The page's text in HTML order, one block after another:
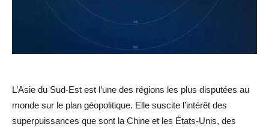
L’Asie du Sud-Est est l’une des régions les plus disputées au
monde sur le plan géopolitique. Elle suscite l’intérêt des
superpuissances que sont la Chine et les États-Unis, des